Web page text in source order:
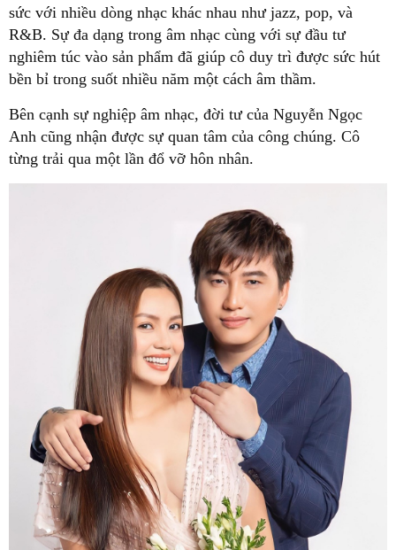
sức với nhiều dòng nhạc khác nhau như jazz, pop, và
R&B. Sự đa dạng trong âm nhạc cùng với sự đầu tư
nghiêm túc vào sản phẩm đã giúp cô duy trì được sức hút
bền bỉ trong suốt nhiều năm một cách âm thầm.
Bên cạnh sự nghiệp âm nhạc, đời tư của Nguyễn Ngọc
Anh cũng nhận được sự quan tâm của công chúng. Cô
từng trải qua một lần đổ vỡ hôn nhân.